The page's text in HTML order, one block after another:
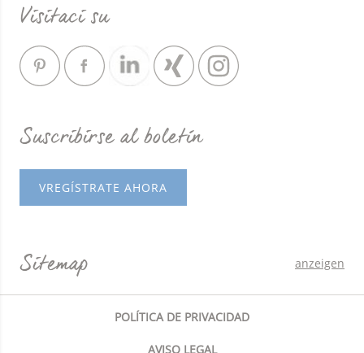
Visitaci su
Suscribirse al boletín
VREGÍSTRATE AHORA
Sitemap anzeigen
POLÍTICA DE PRIVACIDAD
AVISO LEGAL